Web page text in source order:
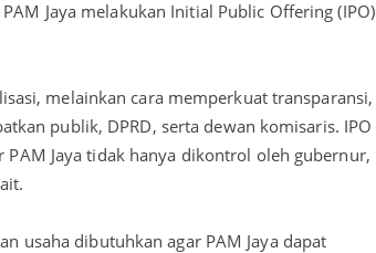
Jaya melakukan Initial Public Offering (IPO)
melainkan cara memperkuat transparansi,
publik, DPRD, serta dewan komisaris. IPO
PAM Jaya tidak hanya dikontrol oleh gubernur,
usaha dibutuhkan agar PAM Jaya dapat